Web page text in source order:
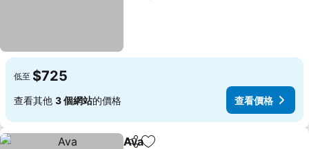
低至 $725
查看其他 3 個網站的價格 查看價格
Ava